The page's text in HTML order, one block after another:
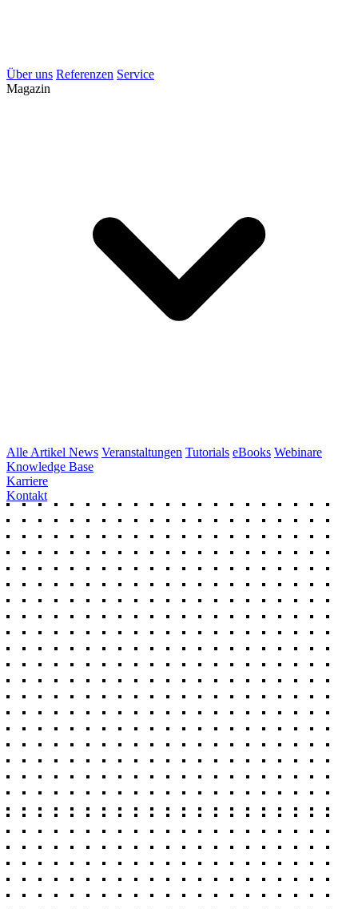
Über uns Referenzen Service
Magazin
Alle Artikel News Veranstaltungen Tutorials eBooks Webinare
Knowledge Base
Karriere
Kontakt